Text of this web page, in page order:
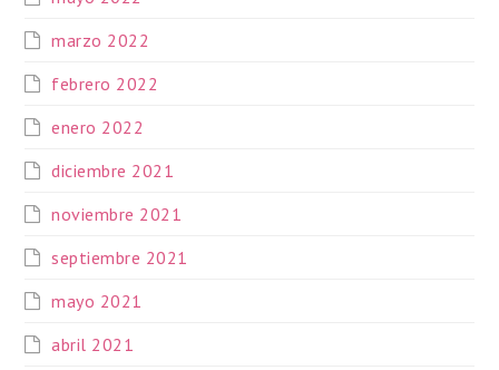
marzo 2022
febrero 2022
enero 2022
diciembre 2021
noviembre 2021
septiembre 2021
mayo 2021
abril 2021